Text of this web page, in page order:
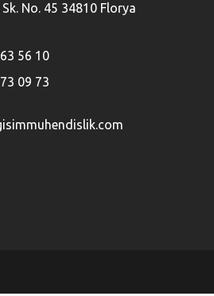
No. 45 34810 Florya
56 10
09 73